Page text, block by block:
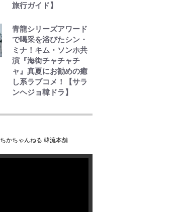
旅行ガイド】
青龍シリーズアワード
で喝采を浴びたシン・
ミナ！キム・ソンホ共
演『海街チャチャチ
ャ』真夏にお勧めの癒
し系ラブコメ！【サラ
ンヘジョ韓ドラ】
ちかちゃんねる 韓流本舗